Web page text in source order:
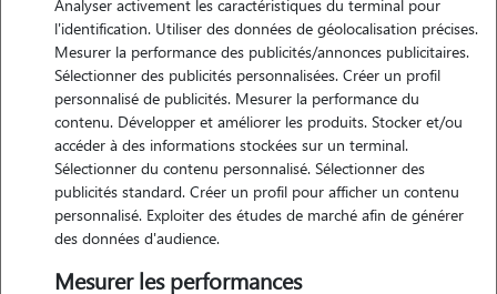
Motivation
faute de pouvoir en avoir un avec moi je prends toujours un réel
plaisir à passer du moment avec mes animaux chez ma mère et ceux
de mes amis. en attendant d'avoir un logement assez grand pour en
accueillir un j'aimerai beaucoup prendre soin de ceux qui ont besoin.
Expérience
j'ai eu des animaux jusqu'à mes 24 ans, en déménageant je n'ai pas
Analyser activement les caractéristiques du terminal pour
l'identification. Utiliser des données de géolocalisation précises.
Mesurer la performance des publicités/annonces publicitaires.
Sélectionner des publicités personnalisées. Créer un profil
personnalisé de publicités. Mesurer la performance du
contenu. Développer et améliorer les produits. Stocker et/ou
accéder à des informations stockées sur un terminal.
Sélectionner du contenu personnalisé. Sélectionner des
publicités standard. Créer un profil pour afficher un contenu
personnalisé. Exploiter des études de marché afin de générer
des données d'audience.
Mesurer les performances